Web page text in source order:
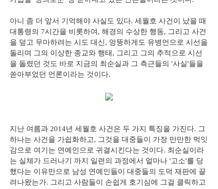
아니 좀 더 앞서 기억해야 사실도 있다. 세월호 사건이 났을 때
대통령의 7시간을 비롯하여, 해경의 수상한 행동, 그리고 사건
을 덮고 무마하려는 시도 대신, 엉뚱하게도 유병언으로 시선을
돌리며 그의 이상한 종교와 행태, 그리고 그의 추적으로 시선
을 돌렸던 것도 바로 지금의 최순실과 그 측근들의 '사실'들을
쏟아부었던 언론이라는 것이다.
지난 여름과 2014년 세월호 사건은 두 가지 특징을 가진다. 그
하나는 사건을 가쉽화하고, 그것을 대중들이 가장 만만한 먹잇
감으로 여기는 연예인으로 귀결시킨다는 것이다. 최순실이라
는 실체가 드러나기 까지 일련의 과정에서 얼마나 '고소'를 당
했다는 이유만으로 남성 연예인들이 대중들의 도덕 재판에 끌
려나왔는가. 그리고 사람들이 손쉽게 호기심에 그걸 클릭하고